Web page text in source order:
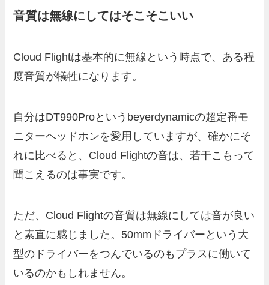
音質は無線にしてはそこそこいい
Cloud Flightは基本的に無線という時点で、ある程
度音質が犠牲になります。
自分はDT990Proというbeyerdynamicの超定番モ
ニターヘッドホンを愛用していますが、確かにそ
れに比べると、Cloud Flightの音は、若干こもって
聞こえるのは事実です。
ただ、Cloud Flightの音質は無線にしては音が良い
と素直に感じました。50mmドライバーという大
型のドライバーをつんでいるのもプラスに働いて
いるのかもしれません。